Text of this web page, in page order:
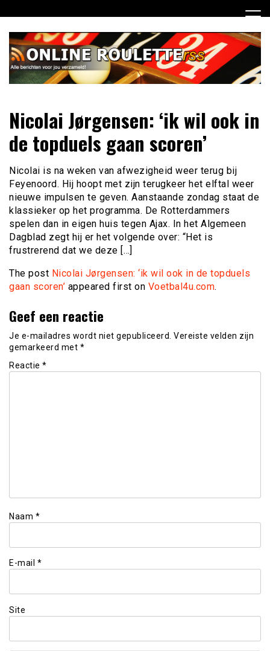
naar
inhoud
Online Roulette RSS
verzameld
Nicolai Jørgensen: ‘ik wil ook in
de topduels gaan scoren’
Nicolai is na weken van afwezigheid weer terug bij
Feyenoord. Hij hoopt met zijn terugkeer het elftal weer
nieuwe impulsen te geven. Aanstaande zondag staat de
klassieker op het programma. De Rotterdammers
spelen dan in eigen huis tegen Ajax. In het Algemeen
Dagblad zegt hij er het volgende over: “Het is
frustrerend dat we deze […]
The post Nicolai Jørgensen: ‘ik wil ook in de topduels
gaan scoren’ appeared first on Voetbal4u.com.
Geef een reactie
Je e-mailadres wordt niet gepubliceerd. Vereiste velden zijn
gemarkeerd met *
Reactie *
Naam *
E-mail *
Site